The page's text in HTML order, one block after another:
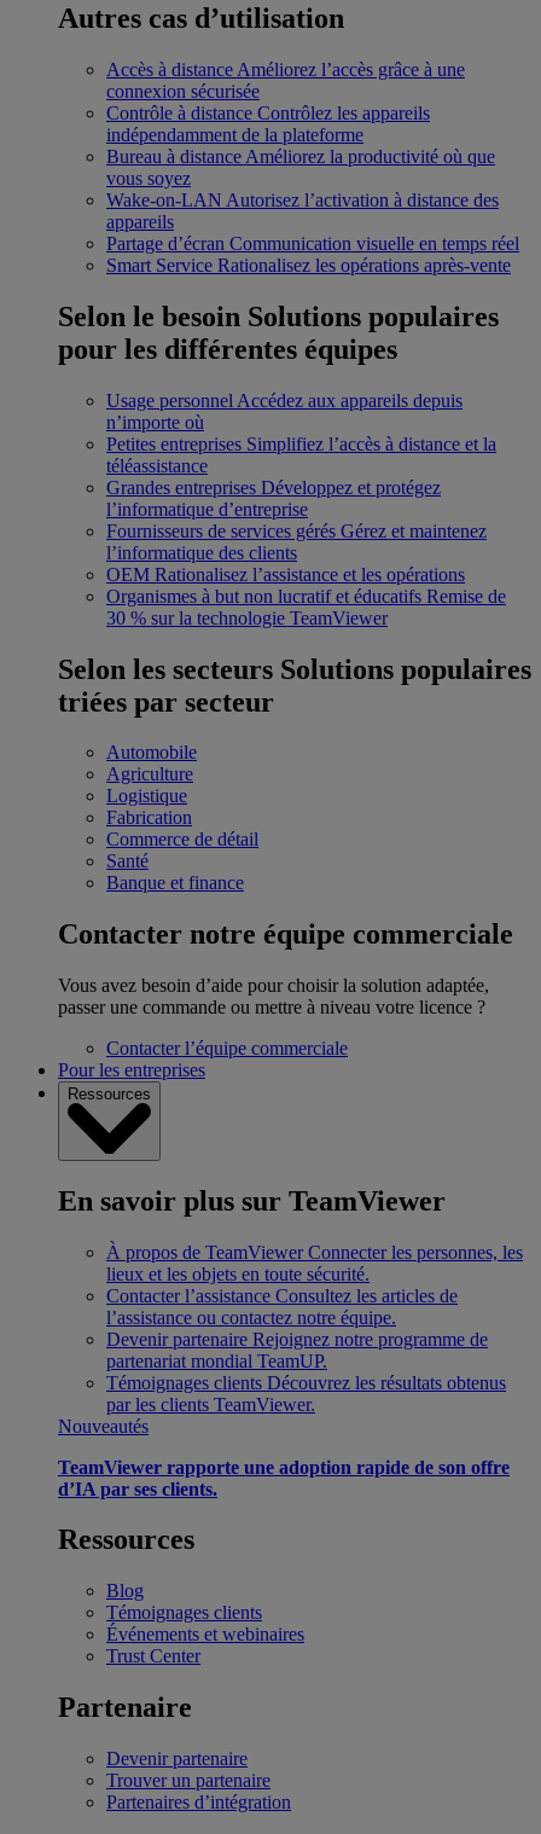
Autres cas d’utilisation
Accès à distance Améliorez l’accès grâce à une
connexion sécurisée
Contrôle à distance Contrôlez les appareils
indépendamment de la plateforme
Bureau à distance Améliorez la productivité où que
vous soyez
Wake-on-LAN Autorisez l’activation à distance des
appareils
Partage d’écran Communication visuelle en temps réel
Smart Service Rationalisez les opérations après-vente
Selon le besoin Solutions populaires
pour les différentes équipes
Usage personnel Accédez aux appareils depuis
n’importe où
Petites entreprises Simplifiez l’accès à distance et la
téléassistance
Grandes entreprises Développez et protégez
l’informatique d’entreprise
Fournisseurs de services gérés Gérez et maintenez
l’informatique des clients
OEM Rationalisez l’assistance et les opérations
Organismes à but non lucratif et éducatifs Remise de
30 % sur la technologie TeamViewer
Selon les secteurs Solutions populaires
triées par secteur
Automobile
Agriculture
Logistique
Fabrication
Commerce de détail
Santé
Banque et finance
Contacter notre équipe commerciale
Vous avez besoin d’aide pour choisir la solution adaptée,
passer une commande ou mettre à niveau votre licence ?
Contacter l’équipe commerciale
Pour les entreprises
Ressources
En savoir plus sur TeamViewer
À propos de TeamViewer Connecter les personnes, les
lieux et les objets en toute sécurité.
Contacter l’assistance Consultez les articles de
l’assistance ou contactez notre équipe.
Devenir partenaire Rejoignez notre programme de
partenariat mondial TeamUP.
Témoignages clients Découvrez les résultats obtenus
par les clients TeamViewer.
Nouveautés
TeamViewer rapporte une adoption rapide de son offre
d’IA par ses clients.
Ressources
Blog
Témoignages clients
Événements et webinaires
Trust Center
Partenaire
Devenir partenaire
Trouver un partenaire
Partenaires d’intégration